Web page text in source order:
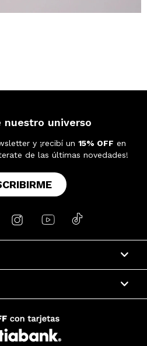
nuestro universo
y ¡recibí un 15% OFF en
de las últimas novedades!
  